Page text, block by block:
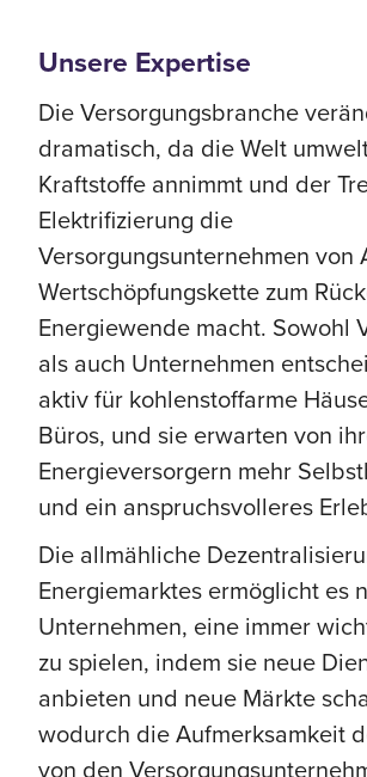
Unsere Expertise
Die Versorgungsbranche
dramatisch, da die Welt
Kraftstoffe annimmt und der
Elektrifizierung die
Versorgungsunternehmen von
Wertschöpfungskette zum
Energiewende macht. Sowohl
als auch Unternehmen
aktiv für kohlenstoffarme
Büros, und sie erwarten von
Energieversorgern mehr
und ein anspruchsvolleres
Die allmähliche
Energiemarktes ermöglicht es
Unternehmen, eine immer
zu spielen, indem sie neue
anbieten und neue Märkte
wodurch die Aufmerksamkeit
von den